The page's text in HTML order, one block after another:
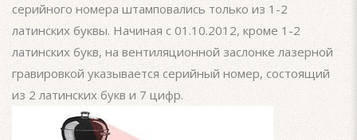
серийного номера штамповались только из 1-2
латинских буквы. Начиная с 01.10.2012, кроме 1-2
латинских букв, на вентиляционной заслонке лазерной
гравировкой указывается серийный номер, состоящий
из 2 латинских букв и 7 цифр.